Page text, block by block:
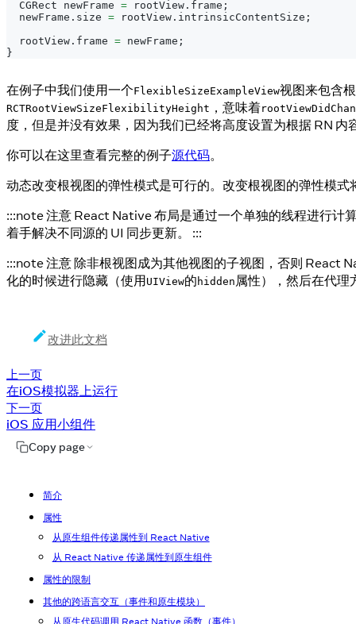
CGRect newFrame = rootView . frame ;
  newFrame
. size = rootView . intrinsicContentSize ;
  rootView
. frame = newFrame ;
}
在例子中我们使用一个FlexibleSizeExampleView视图来包含
RCTRootViewSizeFlexibilityHeight ，意味着
度，但是并没有效果，因为我们已经将高度设置为根据 RN 内
你可以在这里查看完整的例子源代码。
动态改变根视图的弹性模式是可行的。改变根视图的弹性模
:::note 注意 React Native 布局是通过一个单独的线程进行计
着手解决不同源的 UI 同步更新。 :::
:::note 注意 除非根视图成为其他视图的子视图，否则 React
化的时候进行隐藏（使用UIView的 hidden 属性），然后在代理
改进此文档
上一页
在iOS模拟器上运行
下一页
iOS 应用小组件
Copy page
简介
属性
从原生组件传递属性到 React Native
从 React Native 传递属性到原生组件
属性的限制
其他的跨语言交互（事件和原生模块）
从原生代码调用 React Native 函数（事件）